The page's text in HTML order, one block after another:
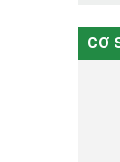
CƠ